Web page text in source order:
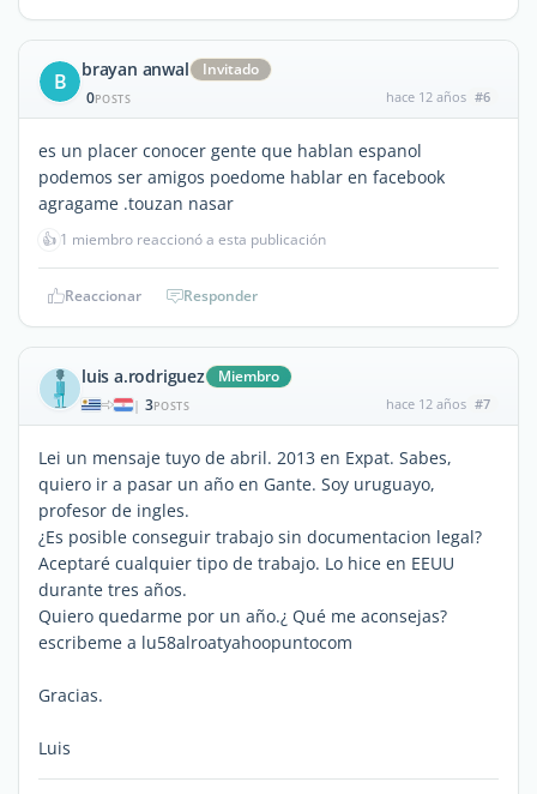
B brayan anwal
Invitado
0POSTS hace 12 años #6
es un placer conocer gente que hablan espanol
podemos ser amigos poedome hablar en facebook
agragame .touzan nasar
👍 1 miembro reaccionó a esta publicación
Reaccionar Responder
luis a.rodriguez Miembro
| 3POSTS hace 12 años #7
Lei un mensaje tuyo de abril. 2013 en Expat. Sabes,
quiero ir a pasar un año en Gante. Soy uruguayo,
profesor de ingles.
¿Es posible conseguir trabajo sin documentacion legal?
Aceptaré cualquier tipo de trabajo. Lo hice en EEUU
durante tres años.
Quiero quedarme por un año.¿ Qué me aconsejas?
escribeme a lu58alroatyahoopuntocom
Gracias.
Luis